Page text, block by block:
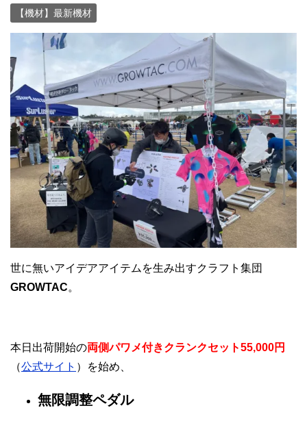
【機材】最新機材
世に無いアイデアアイテムを生み出すクラフト集団
GROWTAC。
本日出荷開始の両側パワメ付きクランクセット55,000円
（公式サイト ）を始め、
無限調整ペダル